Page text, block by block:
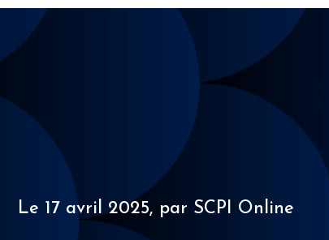
Le 17 avril 2025, par SCPI Online